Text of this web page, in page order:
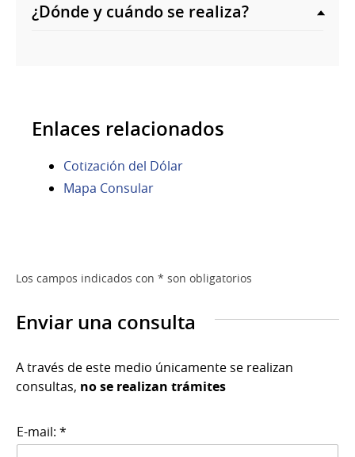
¿Dónde y cuándo se realiza?
Enlaces relacionados
Cotización del Dólar
Mapa Consular
Los campos indicados con * son obligatorios
Enviar una consulta
A través de este medio únicamente se realizan
consultas, no se realizan trámites
E-mail: *